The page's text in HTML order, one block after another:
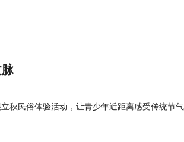
秋民俗体验活动，让青少年近距离感受传统节